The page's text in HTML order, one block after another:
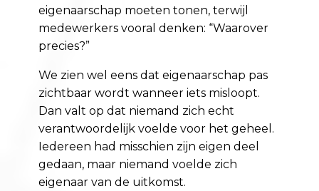
eigenaarschap moeten tonen, terwijl
medewerkers vooral denken: “Waarover
precies?”
We zien wel eens dat eigenaarschap pas
zichtbaar wordt wanneer iets misloopt.
Dan valt op dat niemand zich echt
verantwoordelijk voelde voor het geheel.
Iedereen had misschien zijn eigen deel
gedaan, maar niemand voelde zich
eigenaar van de uitkomst.